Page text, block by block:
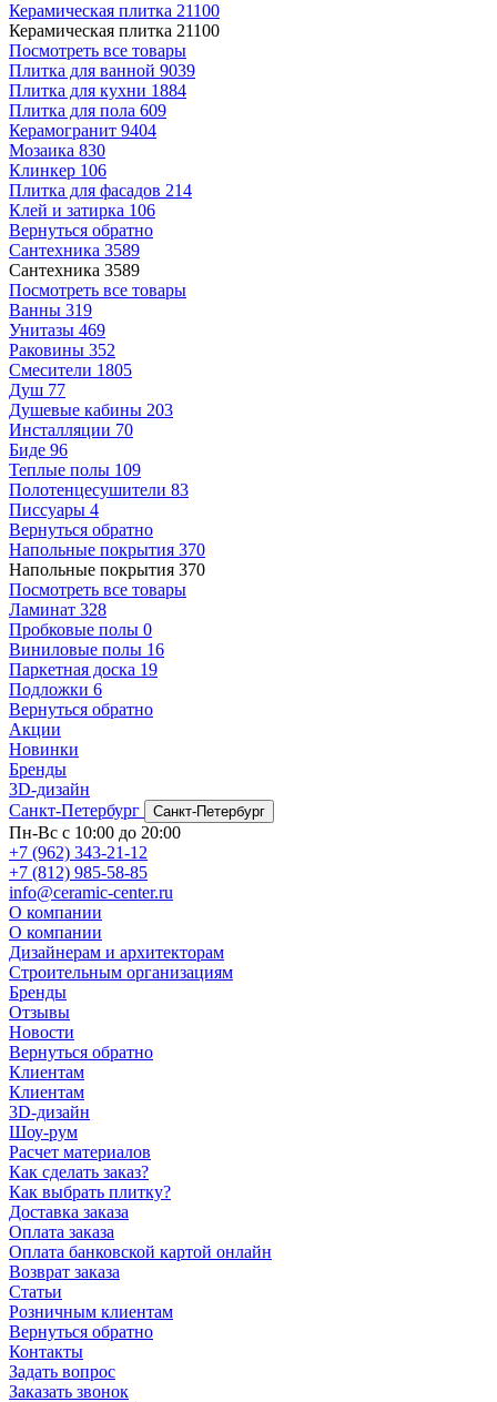
Керамическая плитка 21100
Керамическая плитка 21100
Посмотреть все товары
Плитка для ванной 9039
Плитка для кухни 1884
Плитка для пола 609
Керамогранит 9404
Мозаика 830
Клинкер 106
Плитка для фасадов 214
Клей и затирка 106
Вернуться обратно
Сантехника 3589
Сантехника 3589
Посмотреть все товары
Ванны 319
Унитазы 469
Раковины 352
Смесители 1805
Душ 77
Душевые кабины 203
Инсталляции 70
Биде 96
Теплые полы 109
Полотенцесушители 83
Писсуары 4
Вернуться обратно
Напольные покрытия 370
Напольные покрытия 370
Посмотреть все товары
Ламинат 328
Пробковые полы 0
Виниловые полы 16
Паркетная доска 19
Подложки 6
Вернуться обратно
Акции
Новинки
Бренды
3D-дизайн
Санкт-Петербург
Санкт-Петербург
Пн-Вс с 10:00 до 20:00
+7 (962) 343-21-12
+7 (812) 985-58-85
info@ceramic-center.ru
О компании
О компании
Дизайнерам и архитекторам
Строительным организациям
Бренды
Отзывы
Новости
Вернуться обратно
Клиентам
Клиентам
3D-дизайн
Шоу-рум
Расчет материалов
Как сделать заказ?
Как выбрать плитку?
Доставка заказа
Оплата заказа
Оплата банковской картой онлайн
Возврат заказа
Статьи
Розничным клиентам
Вернуться обратно
Контакты
Задать вопрос
Заказать звонок